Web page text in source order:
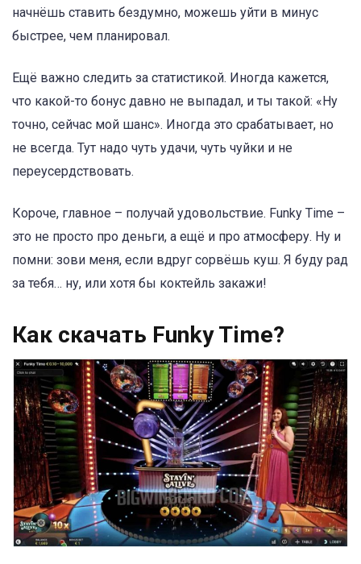
начнёшь ставить бездумно, можешь уйти в минус
быстрее, чем планировал.
Ещё важно следить за статистикой. Иногда кажется,
что какой-то бонус давно не выпадал, и ты такой: «Ну
точно, сейчас мой шанс». Иногда это срабатывает, но
не всегда. Тут надо чуть удачи, чуть чуйки и не
переусердствовать.
Короче, главное – получай удовольствие. Funky Time –
это не просто про деньги, а ещё и про атмосферу. Ну и
помни: зови меня, если вдруг сорвёшь куш. Я буду рад
за тебя… ну, или хотя бы коктейль закажи!
Как скачать Funky Time?